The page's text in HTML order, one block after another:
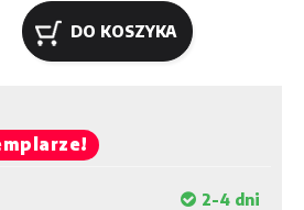
DO KOSZYKA
2-4 dni